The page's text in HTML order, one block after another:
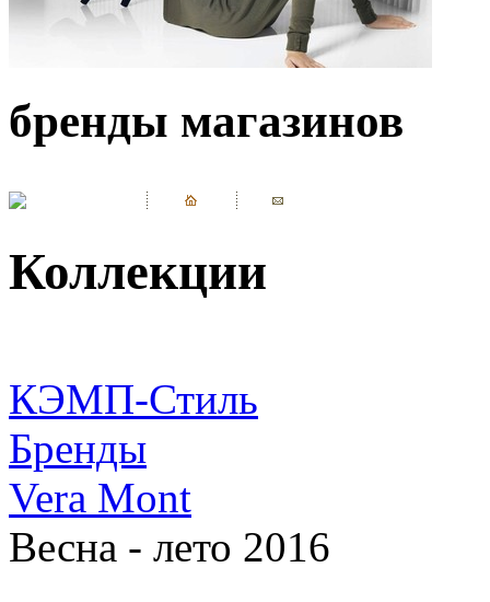
бренды магазинов
Коллекции
КЭМП-Стиль
Бренды
Vera Mont
Весна - лето 2016